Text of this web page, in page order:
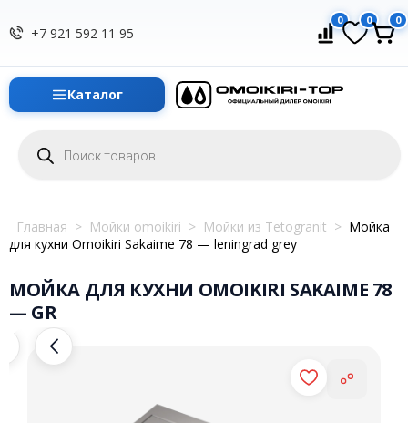
+7 921 592 11 95
0 0 0
Каталог
товаров
Главная > Мойки omoikiri > Мойки из Tetogranit > Мойка
для кухни Omoikiri Sakaime 78 — leningrad grey
МОЙКА ДЛЯ КУХНИ OMOIKIRI SAKAIME 78
— GR